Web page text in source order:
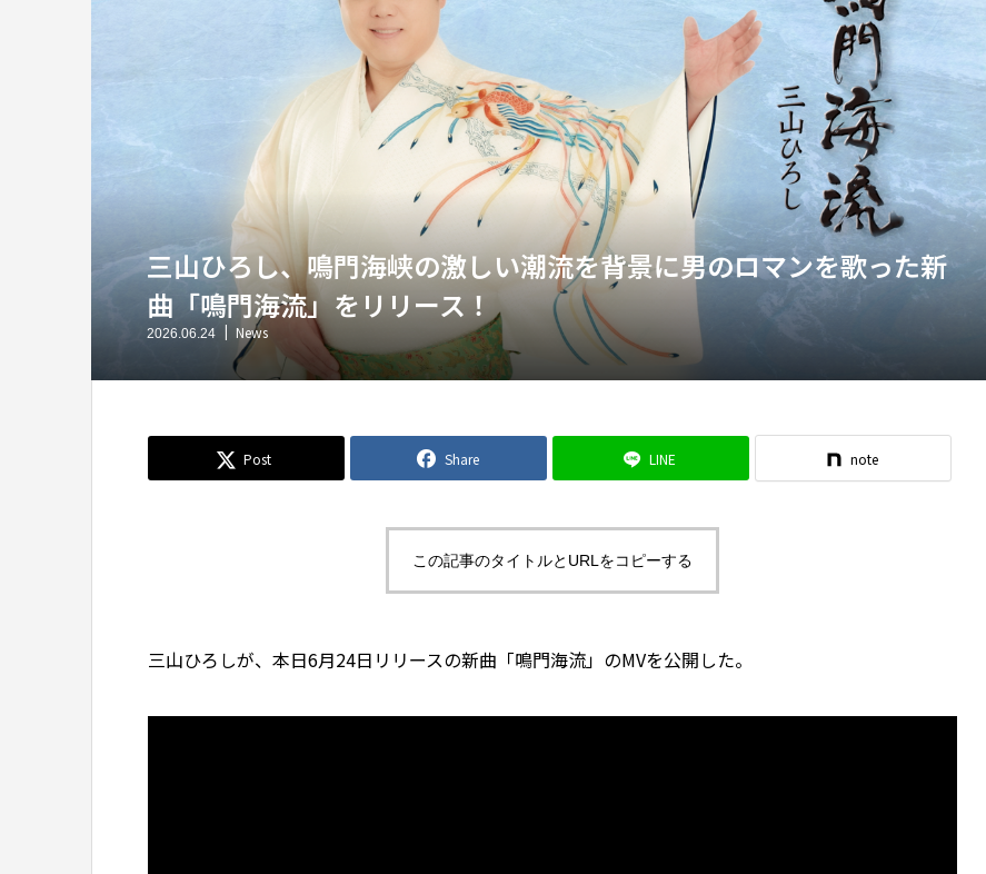
三山ひろし、鳴門海峡の激しい潮流を背景に男のロマンを歌った新
曲「鳴門海流」をリリース！
2026.06.24 News
Post Share LINE note
この記事のタイトルとURLをコピーする
三山ひろしが、本日6月24日リリースの新曲「鳴門海流」のMVを公開した。